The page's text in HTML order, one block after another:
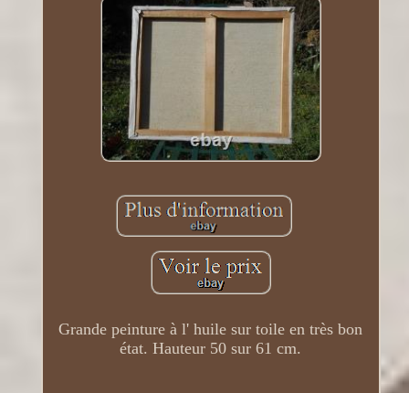
Grande peinture à l' huile sur toile en très bon
état. Hauteur 50 sur 61 cm.